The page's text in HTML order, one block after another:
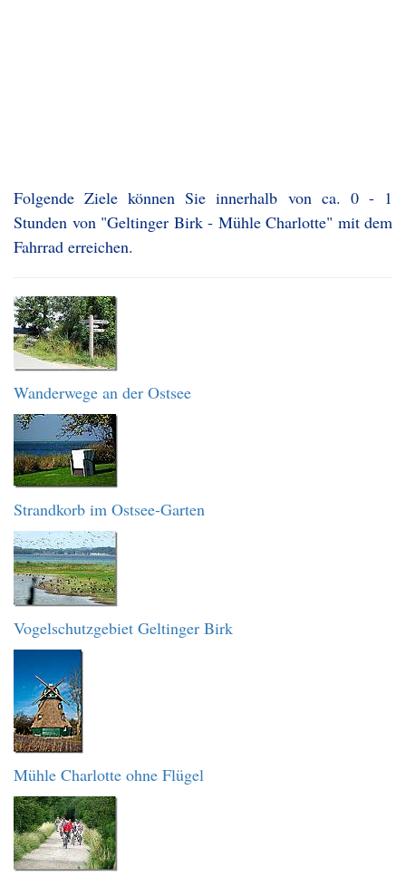
Folgende Ziele können Sie innerhalb von ca. 0 - 1
Stunden von "Geltinger Birk - Mühle Charlotte" mit dem
Fahrrad erreichen.
Wanderwege an der Ostsee
Strandkorb im Ostsee-Garten
Vogelschutzgebiet Geltinger Birk
Mühle Charlotte ohne Flügel